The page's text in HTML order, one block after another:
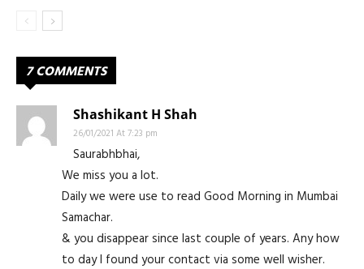
7 COMMENTS
Shashikant H Shah
26/01/2021 At 7:23 pm
Saurabhbhai,
We miss you a lot.
Daily we were use to read Good Morning in Mumbai
Samachar.
& you disappear since last couple of years. Any how
to day I found your contact via some well wisher.